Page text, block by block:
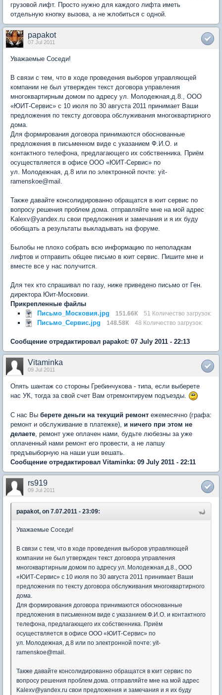
грузовой лифт. Просто нужно для каждого лифта иметь
отдельную кнопку вызова, а не жлобиться с одной.
papakot
07 Jul 2011
Уважаемые Соседи!
В связи с тем, что в ходе проведения выборов управляющей
компании не был утвержден текст договора управления
многоквартирным домом по адресу ул. Молодежная,д.8., ООО
«ЮИТ-Сервис» с 10 июля по 30 августа 2011 принимает Ваши
предложения по тексту договора обслуживания многоквартирного
дома.
Для формирования договора принимаются обоснованные
предложения в письменном виде с указанием Ф.И.О. и
контактного телефона, предлагающего их собственника. Приём
осуществляется в офисе ООО «ЮИТ-Сервис» по
ул. Молодежная, д.8 или по электронной почте: yit-
ramenskoe@mail.
Также давайте консолидированно обращатся в юит сервис по
вопросу решения проблем дома. отправляйте мне на мой адрес
Kalexv@yandex.ru свои предложения и замечания и я их буду
обобщать а результаты выкладывать на форуме.
Былобы не плохо собрать всю информацию по неполадкам
лифтов и отправить общее письмо в юит сервис. Пишите мне и
вместе все у нас получится.
Для тех кто спрашивал по газу, ниже приведено письмо от Ген.
директора Юит-Московии.
Прикрепленные файлы
Письмо_Московия.jpg
151.66К 51 Количество загрузок:
Письмо_Сервис.jpg 148.58К 48 Количество загрузок:
Сообщение отредактировал papakot: 07 July 2011 - 22:13
Vitaminka
09 Jul 2011
Опять шантаж со стороны Гребинчукова - типа, если выберете
нас УК, тогда за свой счет Вам отремонтируем подъезды.
С нас Вы берете деньги на текущий ремонт ежемесячно (графа:
ремонт и обслуживание в платежке), и ничего при этом не
делаете, ремонт уже оплачен нами, будьте любезны за уже
оплаченный нами ремонт его провести, а не лапшу
предъвыборную на наши уши вешать.
Сообщение отредактировал Vitaminka: 09 July 2011 - 22:11
rs919
09 Jul 2011
papakot, on 7.07.2011 - 23:09:
Уважаемые Соседи!
В связи с тем, что в ходе проведения выборов управляющей
компании не был утвержден текст договора управления
многоквартирным домом по адресу ул. Молодежная,д.8., ООО
«ЮИТ-Сервис» с 10 июля по 30 августа 2011 принимает Ваши
предложения по тексту договора обслуживания многоквартирного
дома.
Для формирования договора принимаются обоснованные
предложения в письменном виде с указанием Ф.И.О. и контактного
телефона, предлагающего их собственника. Приём
осуществляется в офисе ООО «ЮИТ-Сервис» по
ул. Молодежная, д.8 или по электронной почте: yit-
ramenskoe@mail.
Также давайте консолидированно обращатся в юит сервис по
вопросу решения проблем дома. отправляйте мне на мой адрес
Kalexv@yandex.ru свои предложения и замечания и я их буду